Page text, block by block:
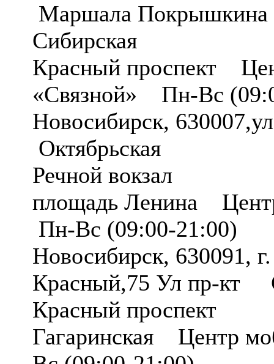
Маршала Покрышкина
Сибирская
Красный проспект
«Связной» Пн-Вс
Новосибирск,
Октябрьская
Речной вокзал
площадь Ленина
Пн-Вс (09:00-21:00)
Новосибирск, 630091,
Красный,75 Ул пр-кт
Красный проспект
Гагаринская Центр